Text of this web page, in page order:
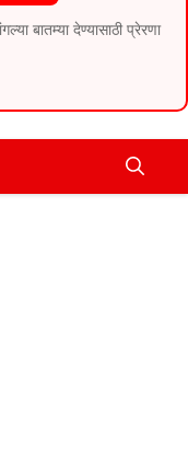
बातम्या देण्यासाठी प्रेरणा